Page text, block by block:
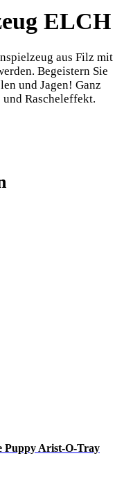
ELCH
aus Filz mit
Begeistern Sie
und Jagen! Ganz
Rascheleffekt.
Puppy Arist-O-Tray